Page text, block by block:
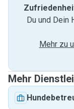
Du und Dein
Mehr zu
Mehr